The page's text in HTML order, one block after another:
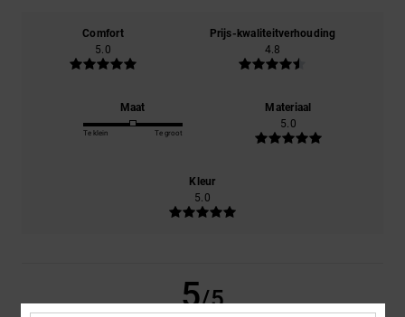
Comfort
5.0
Prijs-kwaliteitverhouding
4.8
Maat
Te klein Te groot
Materiaal
5.0
Kleur
5.0
5/5